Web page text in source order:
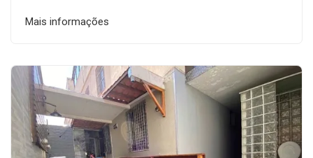
Mais informações